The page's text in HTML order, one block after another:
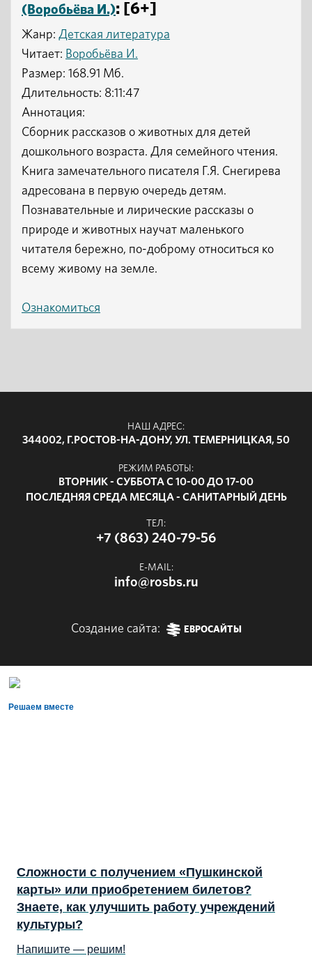
(Воробьёва И.): [6+]
Жанр: Детская литература
Читает: Воробьёва И.
Размер: 168.91 Мб.
Длительность: 8:11:47
Аннотация:
Сборник рассказов о животных для детей
дошкольного возраста. Для семейного чтения.
Книга замечательного писателя Г.Я. Снегирева
адресована в первую очередь детям.
Познавательные и лирические рассказы о
природе и животных научат маленького
читателя бережно, по-доброму относиться ко
всему живому на земле.
Ознакомиться
НАШ АДРЕС:
344002, Г.РОСТОВ-НА-ДОНУ, УЛ. ТЕМЕРНИЦКАЯ, 50
РЕЖИМ РАБОТЫ:
ВТОРНИК - СУББОТА С 10-00 ДО 17-00
ПОСЛЕДНЯЯ СРЕДА МЕСЯЦА - САНИТАРНЫЙ ДЕНЬ
ТЕЛ:
+7 (863) 240-79-56
E-MAIL:
info@rosbs.ru
Создание сайта: ЕВРОСАЙТЫ
Решаем вместе
Сложности с получением «Пушкинской
карты» или приобретением билетов?
Знаете, как улучшить работу учреждений
культуры?
Напишите — решим!